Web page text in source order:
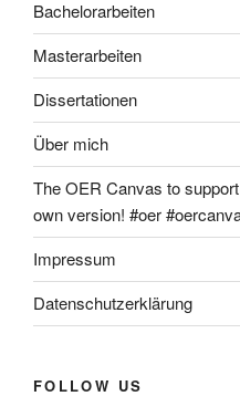
Bachelorarbeiten
Masterarbeiten
Dissertationen
Über mich
The OER Canvas to
own version! #oer
Impressum
Datenschutzerklärung
FOLLOW US